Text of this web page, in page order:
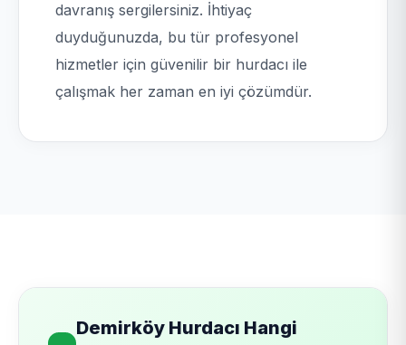
davranış sergilersiniz. İhtiyaç
duyduğunuzda, bu tür profesyonel
hizmetler için güvenilir bir hurdacı ile
çalışmak her zaman en iyi çözümdür.
Demirköy Hurdacı Hangi